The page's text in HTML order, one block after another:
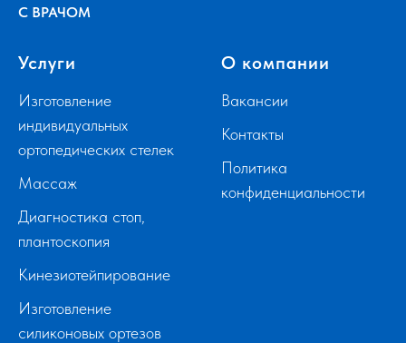
С ВРАЧОМ
Услуги
Изготовление
индивидуальных
ортопедических стелек
Массаж
Диагностика стоп,
плантоскопия
Кинезиотейпирование
Изготовление
силиконовых ортезов
О компании
Вакансии
Контакты
Политика
конфиденциальности